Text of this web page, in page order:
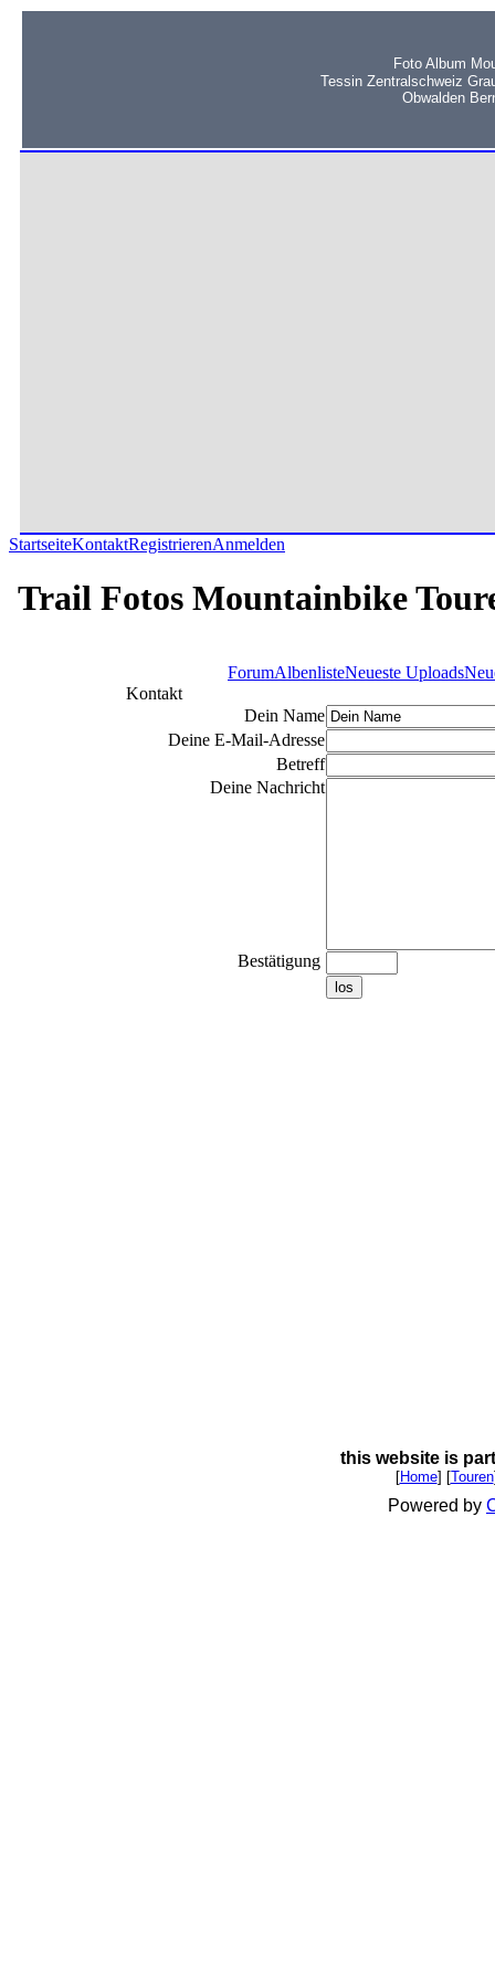
Foto Album
Tessin Zentralschweiz
Obwalden
StartseiteKontaktRegistrierenAnmelden
Trail Fotos Mountainbike
ForumAlbenlisteNeueste Uploads
Kontakt
Dein Name
Deine E-Mail-Adresse
Betreff
Deine Nachricht
Bestätigung
los
this website is
[Home] [Touren
Powered by